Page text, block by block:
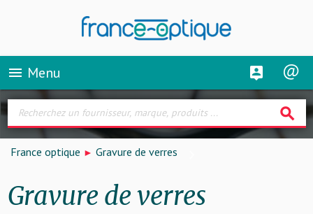
menu Menu
search
France optique Gravure de verres
Gravure de verres